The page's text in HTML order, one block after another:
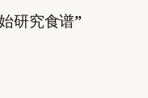
研究食谱”